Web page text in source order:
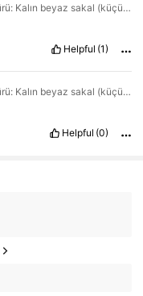
Renk: Çok renkli / Stil Türü: Kalın beyaz sakal (küçük)
Helpful (1)
Renk: Çok renkli / Stil Türü: Kalın beyaz sakal (küçük)
Helpful (0)